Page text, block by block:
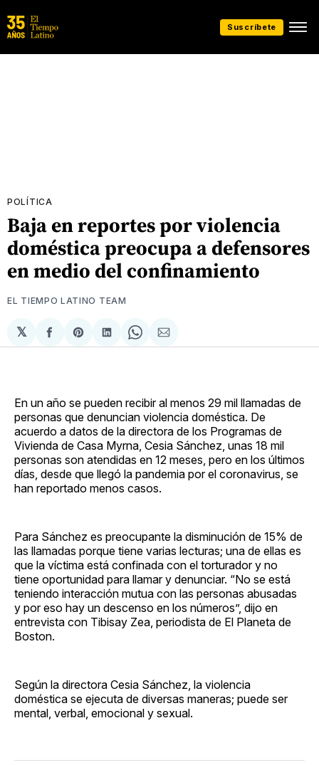
Suscríbete
POLÍTICA
Baja en reportes por violencia
doméstica preocupa a defensores
en medio del confinamiento
EL TIEMPO LATINO TEAM
𝕏
Compartir
en
Share
on
Compartir
en
Share
on
Compartir
via
En un año se pueden recibir al menos 29 mil llamadas de
personas que denuncian violencia doméstica. De
acuerdo a datos de la directora de los Programas de
Vivienda de Casa Myrna, Cesia Sánchez, unas 18 mil
personas son atendidas en 12 meses, pero en los últimos
días, desde que llegó la pandemia por el coronavirus, se
han reportado menos casos.
Para Sánchez es preocupante la disminución de 15% de
las llamadas porque tiene varias lecturas; una de ellas es
que la víctima está confinada con el torturador y no
tiene oportunidad para llamar y denunciar. “No se está
teniendo interacción mutua con las personas abusadas
y por eso hay un descenso en los números”, dijo en
entrevista con Tibisay Zea, periodista de El Planeta de
Boston.
Según la directora Cesia Sánchez, la violencia
doméstica se ejecuta de diversas maneras; puede ser
mental, verbal, emocional y sexual.